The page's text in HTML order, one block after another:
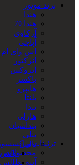
برند موتور
هندا
هندا 70
آرکاوی
آپاچی
اس وای ام
انژکتور
ایروکس
باکسر
هایپرو
بلنتا
بندا
هارلی
بنداشیان
بنلی
پالس
پالس NS
پالس 135
تزئینات و
محصولات
آینه بغل